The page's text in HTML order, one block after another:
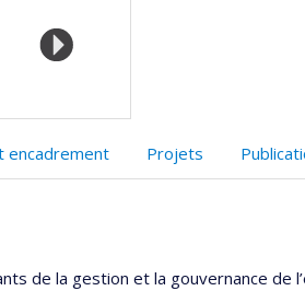
encadrement Projets
de la gestion et la gouvernance de